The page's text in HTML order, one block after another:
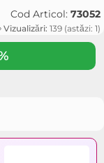
Cod Articol: 73052
Vizualizări: 139 (astăzi: 1)